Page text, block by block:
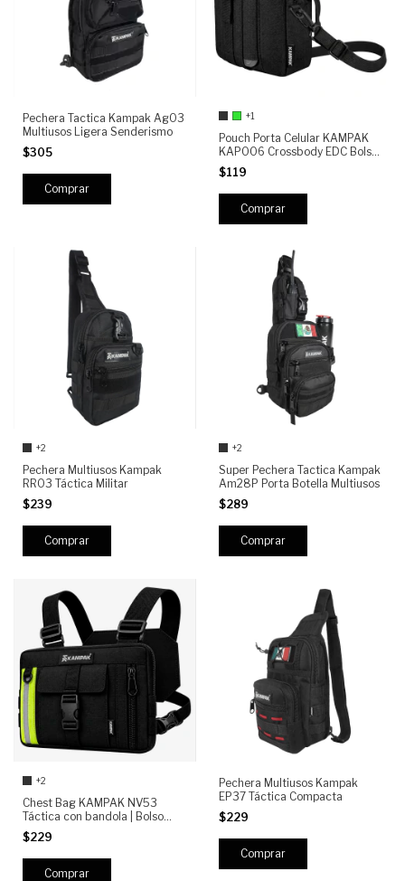
Pechera Tactica Kampak Ag03
Multiusos Ligera Senderismo
$305
+1
Pouch Porta Celular KAMPAK
KAP006 Crossbody EDC Bolsa
Compacta Bandolera Porta
Gadgets SEMI-Impermeable
Hombre Viaje Outdoor
$119
Comprar
+2
Pechera Multiusos Kampak
RR03 Táctica Militar
$239
Comprar
+2
Super Pechera Tactica Kampak
Am28P Porta Botella Multiusos
$289
Comprar
+2
Chest Bag KAMPAK NV53
Táctica con bandola | Bolso
Pecho Antirrobo Reflejante,
Moto, Urbano y Outdoor
$229
Comprar
Pechera Multiusos Kampak
EP37 Táctica Compacta
$229